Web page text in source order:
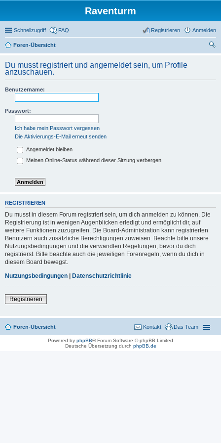
Raventurm
Schnellzugriff FAQ Anmelden
Registrieren
Foren-Übersicht
Du musst registriert und angemeldet sein, um Profile
anzuschauen.
Benutzername:
Passwort:
Ich habe mein Passwort vergessen
Die Aktivierungs-E-Mail erneut senden
Angemeldet bleiben
Meinen Online-Status während dieser Sitzung verbergen
REGISTRIEREN
Du musst in diesem Forum registriert sein, um dich anmelden zu können. Die
Registrierung ist in wenigen Augenblicken erledigt und ermöglicht dir, auf
weitere Funktionen zuzugreifen. Die Board-Administration kann registrierten
Benutzern auch zusätzliche Berechtigungen zuweisen. Beachte bitte unsere
Nutzungsbedingungen und die verwandten Regelungen, bevor du dich
registrierst. Bitte beachte auch die jeweiligen Forenregeln, wenn du dich in
diesem Board bewegst.
Nutzungsbedingungen | Datenschutzrichtlinie
Registrieren
Foren-Übersicht Das Team
Kontakt
Powered by phpBB® Forum Software © phpBB Limited
Deutsche Übersetzung durch phpBB.de